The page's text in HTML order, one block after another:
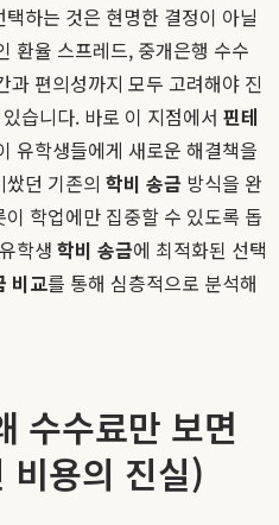
하는 것은 현명한 결정이 아닐
환율 스프레드, 중개은행 수수
과 편의성까지 모두 고려해야 진
습니다. 바로 이 지점에서 핀테
유학생들에게 새로운 해결책을
던 기존의 학비 송금 방식을 완
학업에만 집중할 수 있도록 돕
학생 학비 송금에 최적화된 선택
비교를 통해 심층적으로 분석해
수수료만 보면
비용의 진실)